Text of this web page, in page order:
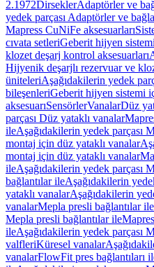
2.1972DirseklerAdaptörler ve
yedek parçası Adaptörler ve
Mapress CuNiFe aksesuarları
cıvata setleriGeberit hijyen sistemi
klozet deşarj kontrol aksesuarları
Hijyenik deşarjlı rezervuar ve
üniteleriAşağıdakilerin yedek
bileşenleriGeberit hijyen sistemi
aksesuarıSensörlerVanalarDüz
parçası Düz yataklı vanalar
ileAşağıdakilerin yedek parçası
montaj için düz yataklı vanalar
montaj için düz yataklı vanalar
ileAşağıdakilerin yedek parçası
bağlantılar ileAşağıdakilerin
yataklı vanalarAşağıdakilerin
vanalarMepla presli bağlantılar ile
Mepla presli bağlantılar ile
ileAşağıdakilerin yedek parçası
valfleriKüresel vanalar
vanalarFlowFit pres bağlantıları